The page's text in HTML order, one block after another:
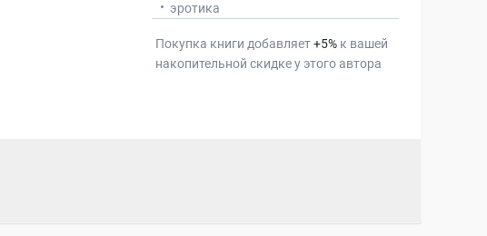
эротика
Покупка книги добавляет+5% к вашей
накопительной скидке у этого автора